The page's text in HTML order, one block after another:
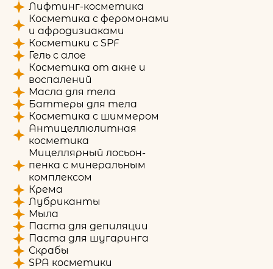
Лифтинг-косметика
Косметика с феромонами
и афродизиаками
Косметики с SPF
Гель с алое
Косметика от акне и
воспалений
Масла для тела
Баттеры для тела
Косметика с шиммером
Антицеллюлитная
косметика
Мицеллярный лосьон-
пенка с минеральным
комплексом
Крема
Лубриканты
Мыла
Паста для депиляции
Паста для шугаринга
Скрабы
SPA косметики